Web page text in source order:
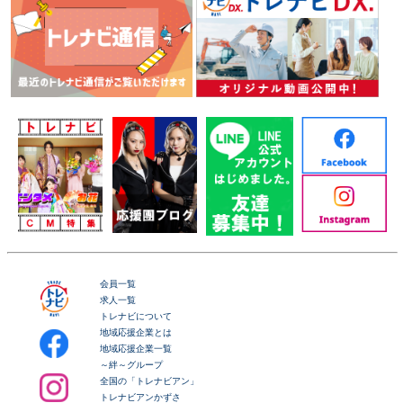
会員一覧
求人一覧
トレナビについて
地域応援企業とは
地域応援企業一覧
～絆～グループ
全国の「トレナビアン」
トレナビアンかずさ